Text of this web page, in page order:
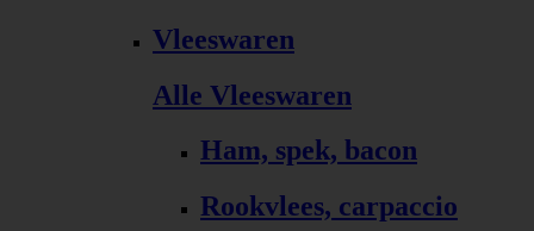
Vleeswaren
Alle Vleeswaren
Ham, spek, bacon
Rookvlees, carpaccio